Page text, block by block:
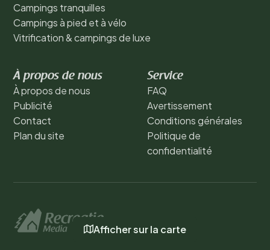
Afficher sur la carte
Campings tranquilles
Campings à pied et à vélo
Vitrification & campings de luxe
À propos de nous
À propos de nous
Publicité
Contact
Plan du site
Service
FAQ
Avertissement
Conditions générales
Politique de
confidentialité